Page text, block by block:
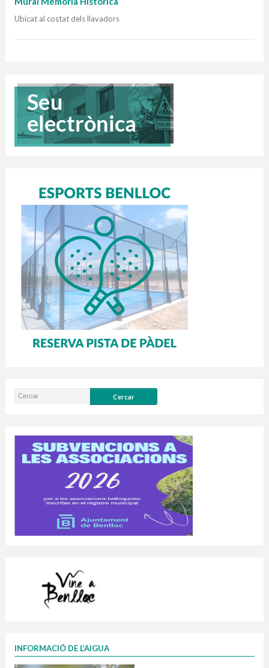
Ubicat al costat dels llavadors
INFORMACIÓ DE L’AIGUA